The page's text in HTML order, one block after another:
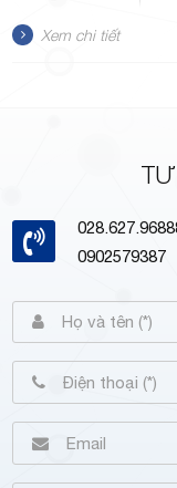
Xem chi tiết
0902579387